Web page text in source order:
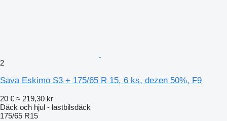
2
Sava Eskimo S3 + 175/65 R 15, 6 ks, dezen 50%, F9
20 € ≈ 219,30 kr
Däck och hjul - lastbilsdäck
175/65 R15